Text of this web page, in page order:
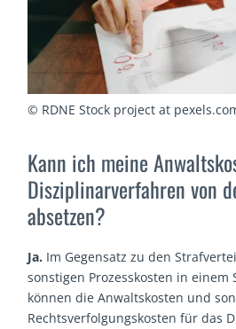
© RDNE Stock project at
Kann ich meine
Disziplinarverfahren von
absetzen?
Ja. Im Gegensatz zu den
sonstigen Prozesskosten in einem
können die Anwaltskosten und
Rechtsverfolgungskosten für das